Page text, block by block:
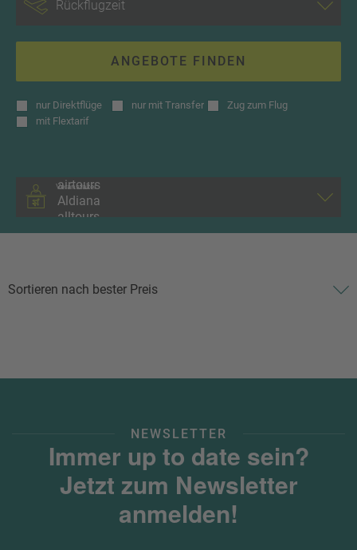
ANGEBOTE FINDEN
nur Direktflüge nur mit Transfer
Zug zum Flug
mit Flextarif
Veranstalter
NEWSLETTER
Immer up to date sein?
Jetzt zum Newsletter
anmelden!